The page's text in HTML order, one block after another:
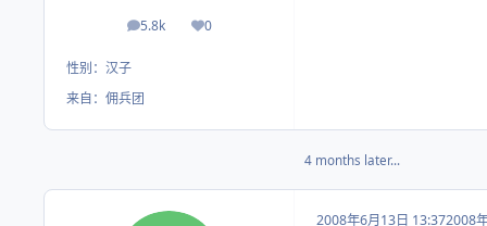
5.8k
帖子 0
荣誉积分
性别： 汉子
来自： 佣兵团
4 months later...
2008年6月13日 13:372008